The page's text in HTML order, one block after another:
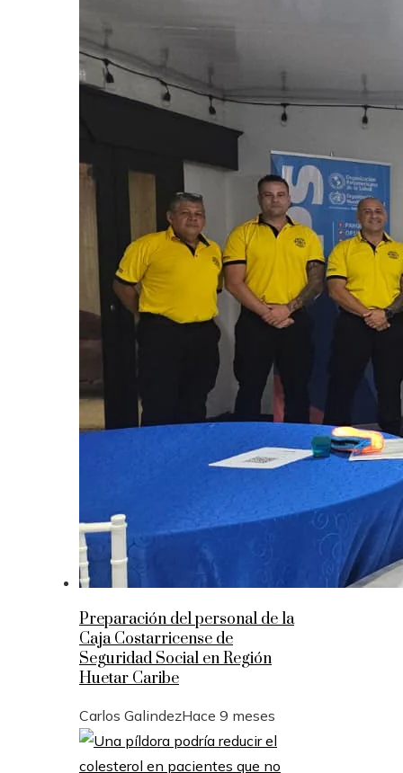
Preparación del personal de la
Caja Costarricense de
Seguridad Social en Región
Huetar Caribe
Carlos GalindezHace 9 meses